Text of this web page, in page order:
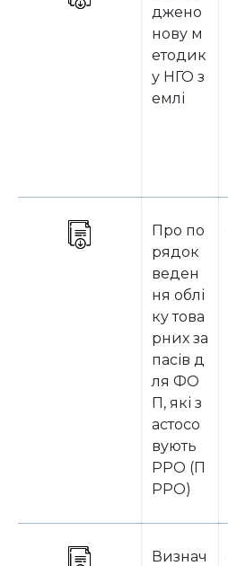
джено
нову м
етодик
у НГО з
емлі
Про по
рядок
веден
ня облі
ку това
рних за
пасів д
ля ФО
П, які з
астосо
вують
РРО (П
РРО)
Визнач